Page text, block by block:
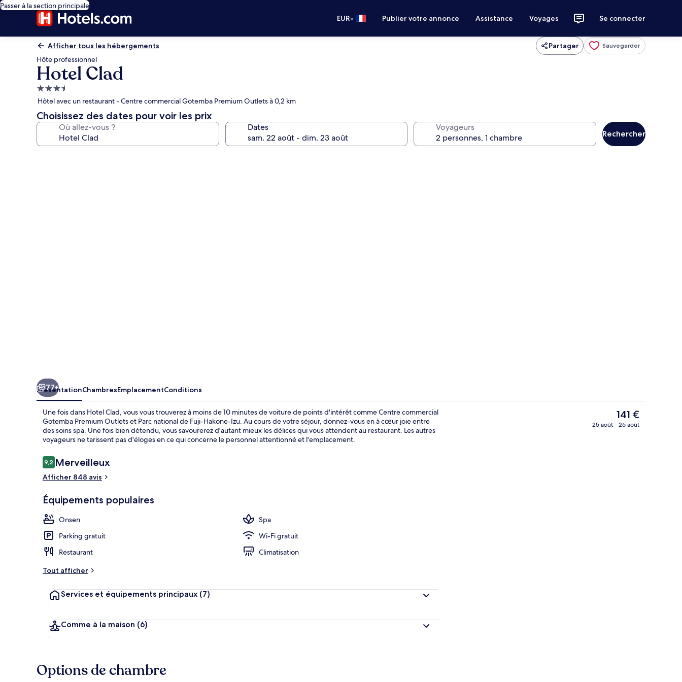
Passer à la section principale
EUR• Publier votre annonce Assistance Voyages Se connecter
Afficher tous les hébergements Partager Sauvegarder
Hôte professionnel
Hotel Clad
Hébergement
3.5 étoiles
Hôtel avec un restaurant - Centre commercial Gotemba Premium Outlets à 0,2 km
Choisissez des dates pour voir les prix
Où allez-vous ? Dates Voyageurs
Rechercher
77+
PrésentationChambresEmplacementConditions
Une fois dans Hotel Clad, vous vous trouverez à moins de 10 minutes de voiture de points d'intérêt comme Centre commercial
Gotemba Premium Outlets et Parc national de Fuji-Hakone-Izu. Au cours de votre séjour, donnez-vous en à cœur joie entre
des soins spa. Une fois bien détendu, vous savourerez d'autant mieux les délices qui vous attendent au restaurant. Les autres
voyageurs ne tarissent pas d'éloges en ce qui concerne le personnel attentionné et l'emplacement.
Avis
voyageurs
9,29,2 sur 10
Merveilleux
Afficher 848 avis
Équipements populaires
Onsen
Spa
Parking gratuit
Wi-Fi gratuit
Restaurant
Climatisation
Tout afficher
Services et équipements principaux (7)
Comme à la maison (6)
Le
prix
141 €
25 août - 26 août
Options de chambre